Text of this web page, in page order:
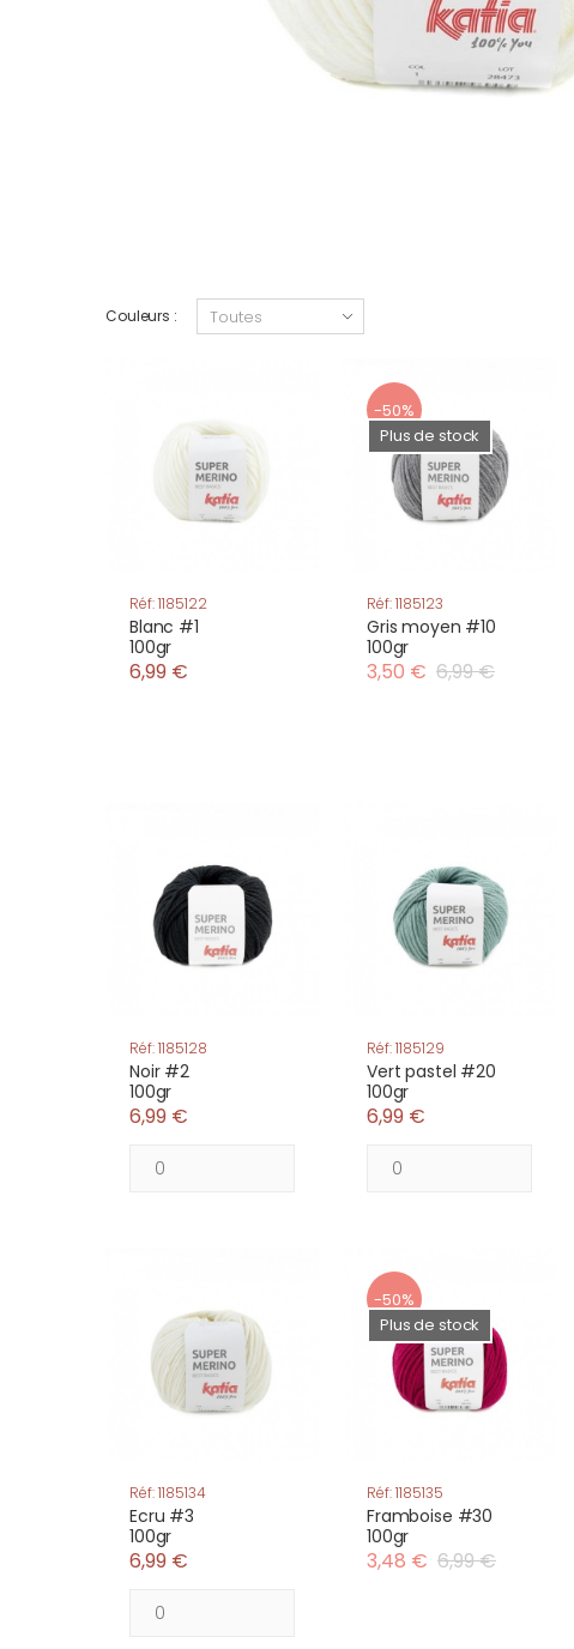
Couleurs :
Réf: 1185122
Blanc #1
100gr
6,99 €
-50%
Plus de stock
Réf: 1185123
Gris moyen #10
100gr
3,50 € 6,99 €
Réf: 1185128
Noir #2
100gr
6,99 €
Réf: 1185129
Vert pastel #20
100gr
6,99 €
Réf: 1185134
Ecru #3
100gr
6,99 €
-50%
Plus de stock
Réf: 1185135
Framboise #30
100gr
3,48 € 6,99 €